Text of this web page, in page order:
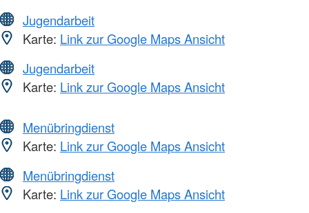
Jugendarbeit
Karte: Link zur Google Maps Ansicht
Jugendarbeit
Karte: Link zur Google Maps Ansicht
Menübringdienst
Karte: Link zur Google Maps Ansicht
Menübringdienst
Karte: Link zur Google Maps Ansicht